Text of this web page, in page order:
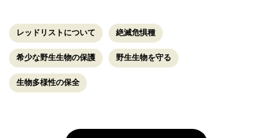
レッドリストについて 絶滅危惧種
希少な野生生物の保護 野生生物を守る
生物多様性の保全